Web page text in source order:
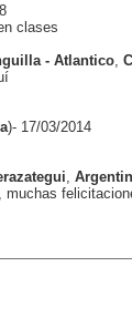
clases
- Atlantico
)- 17/03/2014